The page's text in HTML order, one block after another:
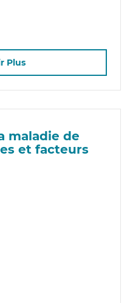
Plus
maladie de
et facteurs